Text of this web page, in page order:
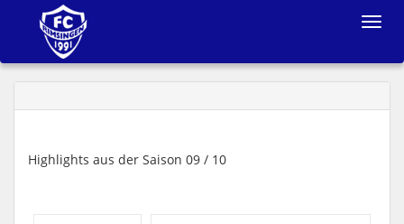
Toggle
Highlights aus der Saison 09 / 10